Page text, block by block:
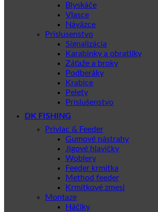
Blyskáče
Vlasce
Náväzce
Prislusenstvo
Signalizácia
Karabinky a obratlíky
Záťaže a broky
Podberáky
Krabice
Pelety
Príslušenstvo
DK FISHING
Privlac & Feeder
Gumové nástrahy
Jigové hlavičky
Woblery
Feeder krmítka
Method feeder
Krmítkové zmesi
Montaze
Háčiky